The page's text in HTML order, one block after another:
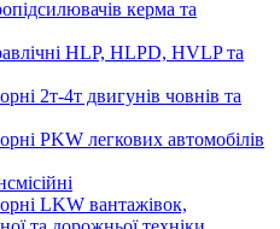
керма та
HLP, HLPD, HVLP та
2т-4т двигунів човнів та
PKW легкових автомобілів
LKW вантажівок,